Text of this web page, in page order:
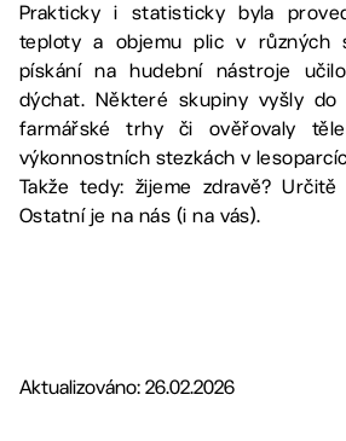
Prakticky i statisticky byla
teploty a objemu plic v různých
pískání na hudební nástroje
dýchat. Některé skupiny vyšly
farmářské trhy či ověřovaly
výkonnostních stezkách v
Takže tedy: žijeme zdravě?
Ostatní je na nás (i na vás).
Aktualizováno: 26.02.2026